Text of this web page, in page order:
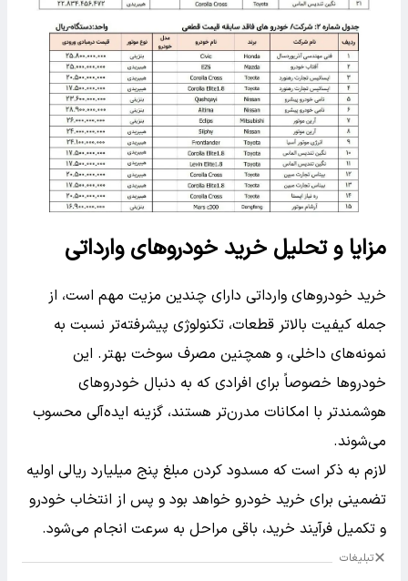
مزایا و تحلیل خرید خودروهای وارداتی
خرید خودروهای وارداتی دارای چندین مزیت مهم است، از
جمله کیفیت بالاتر قطعات، تکنولوژی پیشرفته‌تر نسبت به
نمونه‌های داخلی، و همچنین مصرف سوخت بهتر. این
خودروها خصوصاً برای افرادی که به دنبال خودروهای
هوشمندتر با امکانات مدرن‌تر هستند، گزینه ایده‌آلی محسوب
می‌شوند.
لازم به ذکر است که مسدود کردن مبلغ پنج میلیارد ریالی اولیه
تضمینی برای خرید خودرو خواهد بود و پس از انتخاب خودرو
و تکمیل فرآیند خرید، باقی مراحل به سرعت انجام می‌شود.
تبلیغات